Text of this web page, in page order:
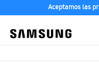
Aceptamos las